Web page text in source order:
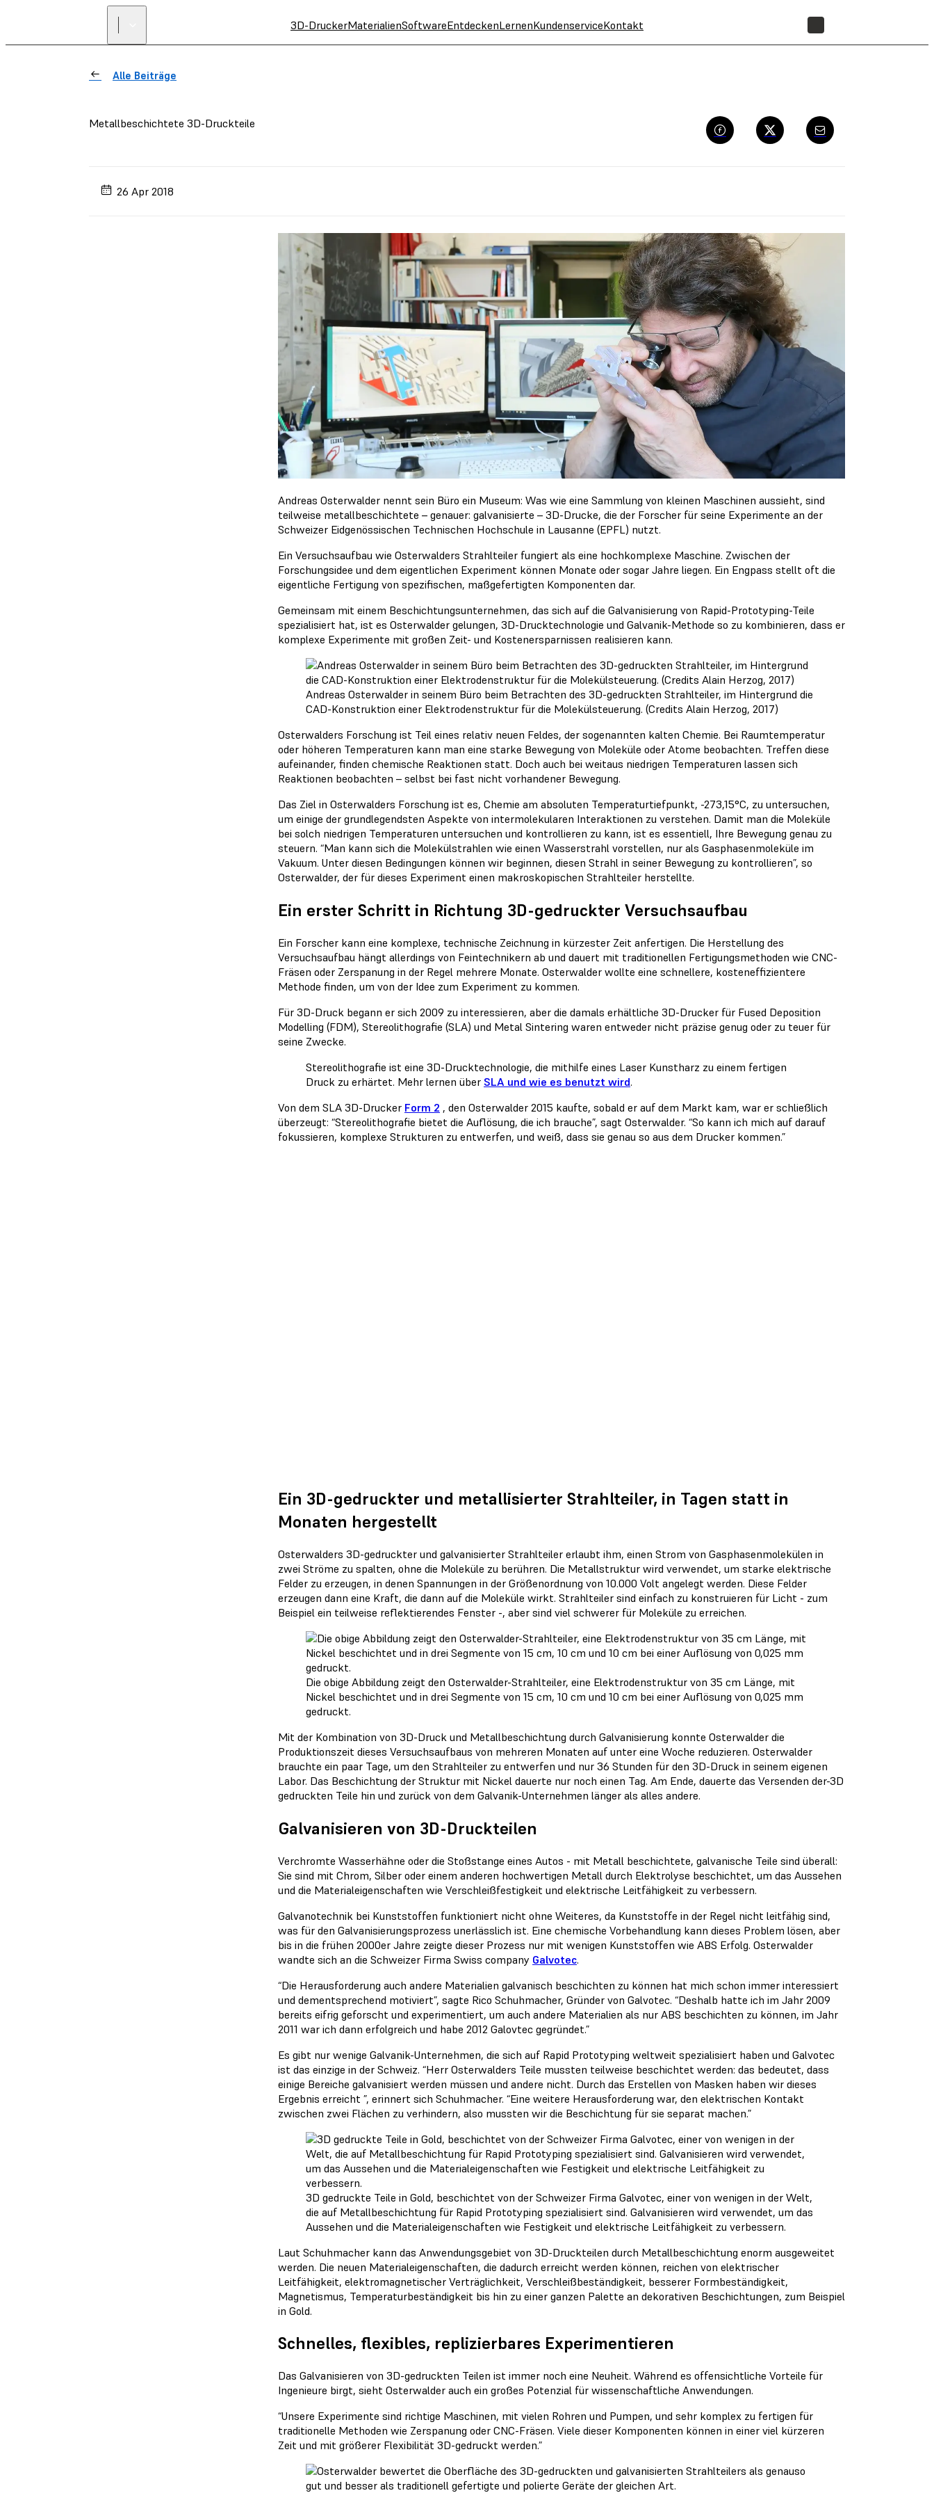
3D-DruckerMaterialienSoftwareEntdeckenLernenKundenserviceKontakt
Alle Beiträge
Metallbeschichtete 3D-Druckteile
26 Apr 2018
Andreas Osterwalder nennt sein Büro ein Museum: Was wie eine Sammlung von kleinen Maschinen aussieht, sind
teilweise metallbeschichtete – genauer: galvanisierte – 3D-Drucke, die der Forscher für seine Experimente an der
Schweizer Eidgenössischen Technischen Hochschule in Lausanne (EPFL) nutzt.
Ein Versuchsaufbau wie Osterwalders Strahlteiler fungiert als eine hochkomplexe Maschine. Zwischen der
Forschungsidee und dem eigentlichen Experiment können Monate oder sogar Jahre liegen. Ein Engpass stellt oft die
eigentliche Fertigung von spezifischen, maßgefertigten Komponenten dar.
Gemeinsam mit einem Beschichtungsunternehmen, das sich auf die Galvanisierung von Rapid-Prototyping-Teile
spezialisiert hat, ist es Osterwalder gelungen, 3D-Drucktechnologie und Galvanik-Methode so zu kombinieren, dass er
komplexe Experimente mit großen Zeit- und Kostenersparnissen realisieren kann.
Andreas Osterwalder in seinem Büro beim Betrachten des 3D-gedruckten Strahlteiler, im Hintergrund die
CAD-Konstruktion einer Elektrodenstruktur für die Molekülsteuerung. (Credits Alain Herzog, 2017)
Osterwalders Forschung ist Teil eines relativ neuen Feldes, der sogenannten kalten Chemie. Bei Raumtemperatur
oder höheren Temperaturen kann man eine starke Bewegung von Moleküle oder Atome beobachten. Treffen diese
aufeinander, finden chemische Reaktionen statt. Doch auch bei weitaus niedrigen Temperaturen lassen sich
Reaktionen beobachten – selbst bei fast nicht vorhandener Bewegung.
Das Ziel in Osterwalders Forschung ist es, Chemie am absoluten Temperaturtiefpunkt, -273,15°C, zu untersuchen,
um einige der grundlegendsten Aspekte von intermolekularen Interaktionen zu verstehen. Damit man die Moleküle
bei solch niedrigen Temperaturen untersuchen und kontrollieren zu kann, ist es essentiell, Ihre Bewegung genau zu
steuern. “Man kann sich die Molekülstrahlen wie einen Wasserstrahl vorstellen, nur als Gasphasenmoleküle im
Vakuum. Unter diesen Bedingungen können wir beginnen, diesen Strahl in seiner Bewegung zu kontrollieren”, so
Osterwalder, der für dieses Experiment einen makroskopischen Strahlteiler herstellte.
Ein erster Schritt in Richtung 3D-gedruckter Versuchsaufbau
Ein Forscher kann eine komplexe, technische Zeichnung in kürzester Zeit anfertigen. Die Herstellung des
Versuchsaufbau hängt allerdings von Feintechnikern ab und dauert mit traditionellen Fertigungsmethoden wie CNC-
Fräsen oder Zerspanung in der Regel mehrere Monate. Osterwalder wollte eine schnellere, kosteneffizientere
Methode finden, um von der Idee zum Experiment zu kommen.
Für 3D-Druck begann er sich 2009 zu interessieren, aber die damals erhältliche 3D-Drucker für Fused Deposition
Modelling (FDM), Stereolithografie (SLA) und Metal Sintering waren entweder nicht präzise genug oder zu teuer für
seine Zwecke.
Stereolithografie ist eine 3D-Drucktechnologie, die mithilfe eines Laser Kunstharz zu einem fertigen
Druck zu erhärtet. Mehr lernen über SLA und wie es benutzt wird.
Von dem SLA 3D-Drucker Form 2 , den Osterwalder 2015 kaufte, sobald er auf dem Markt kam, war er schließlich
überzeugt: “Stereolithografie bietet die Auflösung, die ich brauche”, sagt Osterwalder. “So kann ich mich auf darauf
fokussieren, komplexe Strukturen zu entwerfen, und weiß, dass sie genau so aus dem Drucker kommen.”
Ein 3D-gedruckter und metallisierter Strahlteiler, in Tagen statt in
Monaten hergestellt
Osterwalders 3D-gedruckter und galvanisierter Strahlteiler erlaubt ihm, einen Strom von Gasphasenmolekülen in
zwei Ströme zu spalten, ohne die Moleküle zu berühren. Die Metallstruktur wird verwendet, um starke elektrische
Felder zu erzeugen, in denen Spannungen in der Größenordnung von 10.000 Volt angelegt werden. Diese Felder
erzeugen dann eine Kraft, die dann auf die Moleküle wirkt. Strahlteiler sind einfach zu konstruieren für Licht - zum
Beispiel ein teilweise reflektierendes Fenster -, aber sind viel schwerer für Moleküle zu erreichen.
Die obige Abbildung zeigt den Osterwalder-Strahlteiler, eine Elektrodenstruktur von 35 cm Länge, mit
Nickel beschichtet und in drei Segmente von 15 cm, 10 cm und 10 cm bei einer Auflösung von 0,025 mm
gedruckt.
Mit der Kombination von 3D-Druck und Metallbeschichtung durch Galvanisierung konnte Osterwalder die
Produktionszeit dieses Versuchsaufbaus von mehreren Monaten auf unter eine Woche reduzieren. Osterwalder
brauchte ein paar Tage, um den Strahlteiler zu entwerfen und nur 36 Stunden für den 3D-Druck in seinem eigenen
Labor. Das Beschichtung der Struktur mit Nickel dauerte nur noch einen Tag. Am Ende, dauerte das Versenden der-3D
gedruckten Teile hin und zurück von dem Galvanik-Unternehmen länger als alles andere.
Galvanisieren von 3D-Druckteilen
Verchromte Wasserhähne oder die Stoßstange eines Autos - mit Metall beschichtete, galvanische Teile sind überall:
Sie sind mit Chrom, Silber oder einem anderen hochwertigen Metall durch Elektrolyse beschichtet, um das Aussehen
und die Materialeigenschaften wie Verschleißfestigkeit und elektrische Leitfähigkeit zu verbessern.
Galvanotechnik bei Kunststoffen funktioniert nicht ohne Weiteres, da Kunststoffe in der Regel nicht leitfähig sind,
was für den Galvanisierungsprozess unerlässlich ist. Eine chemische Vorbehandlung kann dieses Problem lösen, aber
bis in die frühen 2000er Jahre zeigte dieser Prozess nur mit wenigen Kunststoffen wie ABS Erfolg. Osterwalder
wandte sich an die Schweizer Firma Swiss company Galvotec.
“Die Herausforderung auch andere Materialien galvanisch beschichten zu können hat mich schon immer interessiert
und dementsprechend motiviert”, sagte Rico Schuhmacher, Gründer von Galvotec. “Deshalb hatte ich im Jahr 2009
bereits eifrig geforscht und experimentiert, um auch andere Materialien als nur ABS beschichten zu können, im Jahr
2011 war ich dann erfolgreich und habe 2012 Galovtec gegründet.”
Es gibt nur wenige Galvanik-Unternehmen, die sich auf Rapid Prototyping weltweit spezialisiert haben und Galvotec
ist das einzige in der Schweiz. “Herr Osterwalders Teile mussten teilweise beschichtet werden: das bedeutet, dass
einige Bereiche galvanisiert werden müssen und andere nicht. Durch das Erstellen von Masken haben wir dieses
Ergebnis erreicht ”, erinnert sich Schuhmacher. “Eine weitere Herausforderung war, den elektrischen Kontakt
zwischen zwei Flächen zu verhindern, also mussten wir die Beschichtung für sie separat machen.”
3D gedruckte Teile in Gold, beschichtet von der Schweizer Firma Galvotec, einer von wenigen in der Welt,
die auf Metallbeschichtung für Rapid Prototyping spezialisiert sind. Galvanisieren wird verwendet, um das
Aussehen und die Materialeigenschaften wie Festigkeit und elektrische Leitfähigkeit zu verbessern.
Laut Schuhmacher kann das Anwendungsgebiet von 3D-Druckteilen durch Metallbeschichtung enorm ausgeweitet
werden. Die neuen Materialeigenschaften, die dadurch erreicht werden können, reichen von elektrischer
Leitfähigkeit, elektromagnetischer Verträglichkeit, Verschleißbeständigkeit, besserer Formbeständigkeit,
Magnetismus, Temperaturbeständigkeit bis hin zu einer ganzen Palette an dekorativen Beschichtungen, zum Beispiel
in Gold.
Schnelles, flexibles, replizierbares Experimentieren
Das Galvanisieren von 3D-gedruckten Teilen ist immer noch eine Neuheit. Während es offensichtliche Vorteile für
Ingenieure birgt, sieht Osterwalder auch ein großes Potenzial für wissenschaftliche Anwendungen.
“Unsere Experimente sind richtige Maschinen, mit vielen Rohren und Pumpen, und sehr komplex zu fertigen für
traditionelle Methoden wie Zerspanung oder CNC-Fräsen. Viele dieser Komponenten können in einer viel kürzeren
Zeit und mit größerer Flexibilität 3D-gedruckt werden.”